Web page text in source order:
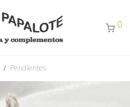
0
/ Pendientes